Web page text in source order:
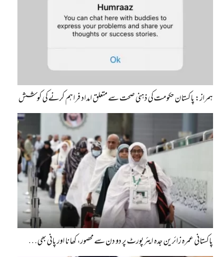
ہمراز: پاکستان حکومت کی ذہنی صحت سے متعلق امداد فراہم کرنے کی کوشش
پاکستانی عمرہ زائرین جدہ ایئرپورٹ پر دو دن سے محصور، کھانا اور پانی بھی…